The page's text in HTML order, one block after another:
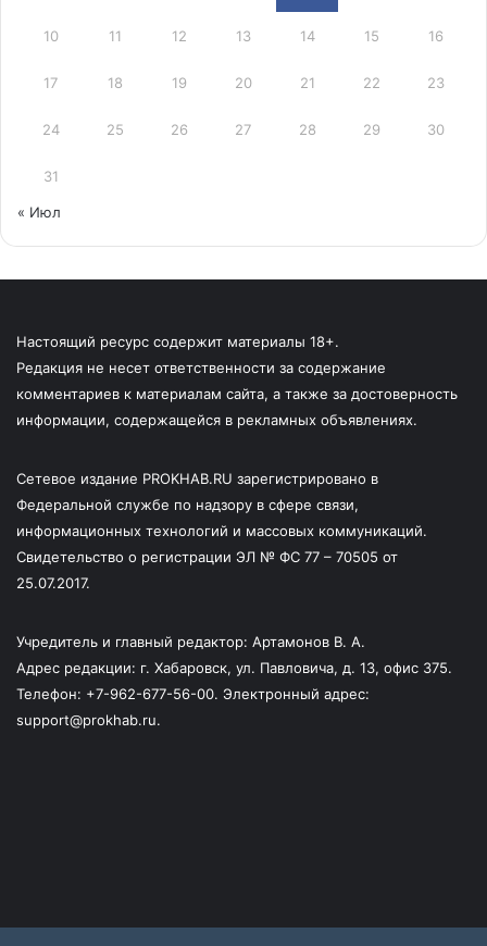
10 11 12 13 14 15 16
17 18 19 20 21 22 23
24 25 26 27 28 29 30
31
« Июл
Настоящий ресурс содержит материалы 18+.
Редакция не несет ответственности за содержание
комментариев к материалам сайта, а также за достоверность
информации, содержащейся в рекламных объявлениях.
Сетевое издание PROKHAB.RU зарегистрировано в
Федеральной службе по надзору в сфере связи,
информационных технологий и массовых коммуникаций.
Свидетельство о регистрации ЭЛ № ФС 77 – 70505 от
25.07.2017.
Учредитель и главный редактор: Артамонов В. А.
Адрес редакции: г. Хабаровск, ул. Павловича, д. 13, офис 375.
Телефон: +7-962-677-56-00. Электронный адрес:
support@prokhab.ru.